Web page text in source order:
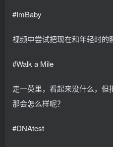
#ImBaby
视频中尝试把现在和年轻时的
#Walk a Mile
走一英里，看起来没什么，但
那会怎么样呢？
#DNAtest